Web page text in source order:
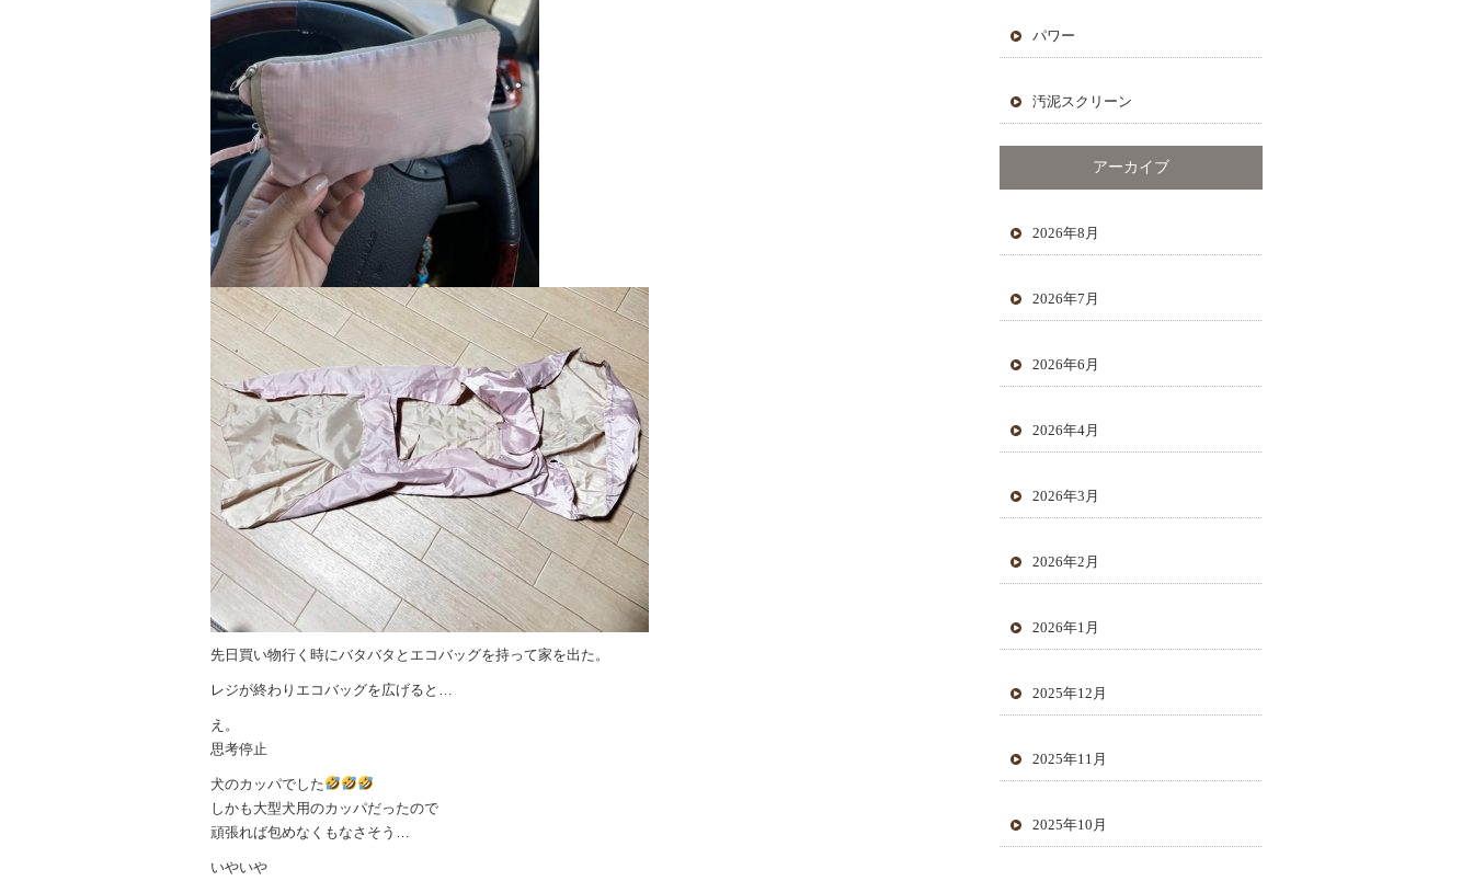
先日買い物行く時にバタバタとエコバッグを持って家を出た。
レジが終わりエコバッグを広げると…
え。
思考停止
犬のカッパでした
しかも大型犬用のカッパだったので
頑張れば包めなくもなさそう…
いやいや
パワー
汚泥スクリーン
アーカイブ
2026年8月
2026年7月
2026年6月
2026年4月
2026年3月
2026年2月
2026年1月
2025年12月
2025年11月
2025年10月